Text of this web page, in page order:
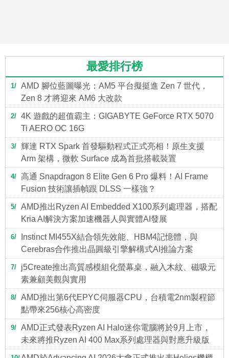
最愛排行榜
1
AMD 腳位藍圖曝光：AM5 平台擬挺進 Zen 7 世代，
Zen 8 才將迎來 AM6 大改款
2
4K 遊戲的超值霸主：GIGABYTE GeForce RTX 5070
Ti AERO OC 16G
3
輝達 RTX Spark 首發驅動程式正式亮相！原生支援
Arm 架構，微軟 Surface 成為首批搭載裝置
4
高通 Snapdragon 8 Elite Gen 6 Pro 爆料！AI Frame
Fusion 技術讓插幀跟 DLSS 一樣強？
5
AMD推出Ryzen AI Embedded X100系列處理器，搭配
Kria AI解決方案加速機器人與實體AI發展
6
Instinct MI455X結合領先效能、HBM4記憶體，與
Cerebras合作推出晶圓級引擎解構式AI推論方案
7
j5Create推出高質感模組化螢幕桌，融入木紋、磁吸元
素兼顧美觀與實用
8
AMD推出第6代EPYC伺服器CPU，台積電2nm製程節
點帶來256核心高密度
9
AMD正式發表Ryzen AI Halo迷你電腦將於9月上市，
未來將推Ryzen AI 400 Max系列處理器與對應升級版